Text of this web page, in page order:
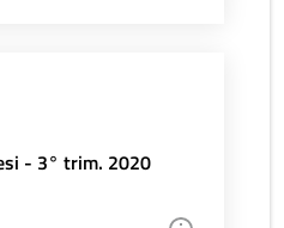
- 3° trim. 2020